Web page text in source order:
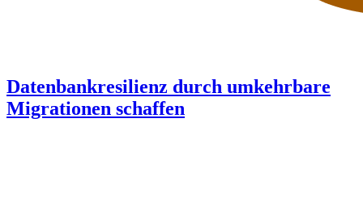
Datenbankresilienz durch umkehrbare
Migrationen schaffen